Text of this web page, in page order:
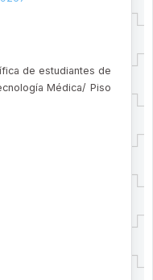
de estudiantes de
Médica/ Piso